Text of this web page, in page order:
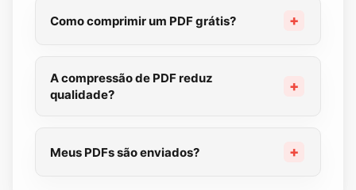
Como comprimir um PDF grátis?
A compressão de PDF reduz
qualidade?
Meus PDFs são enviados?